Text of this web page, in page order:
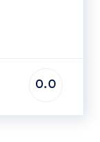
0.0